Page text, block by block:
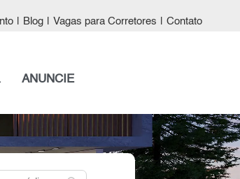
Blog Vagas para Corretores Contato
ANUNCIE